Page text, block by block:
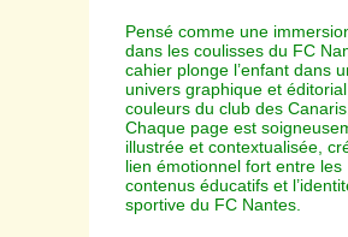
Pensé comme une
dans les coulisses du FC
cahier plonge l’enfant dans
univers graphique et
couleurs du club des Canaris.
Chaque page est
illustrée et contextualisée,
lien émotionnel fort entre les
contenus éducatifs et
sportive du FC Nantes.